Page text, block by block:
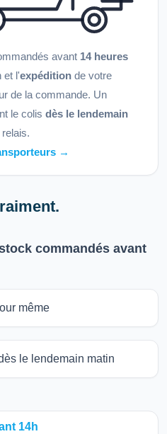
avant 14 heures
et l'expédition de votre
de la commande. Un
le colis dès le lendemain
→
commandés avant
même
le lendemain matin
14h